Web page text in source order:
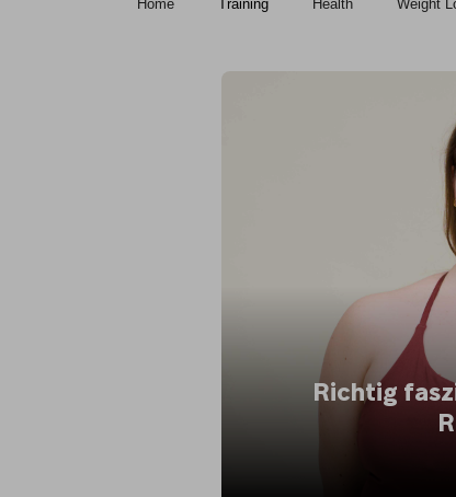
Home Training Health Weight
Richtig